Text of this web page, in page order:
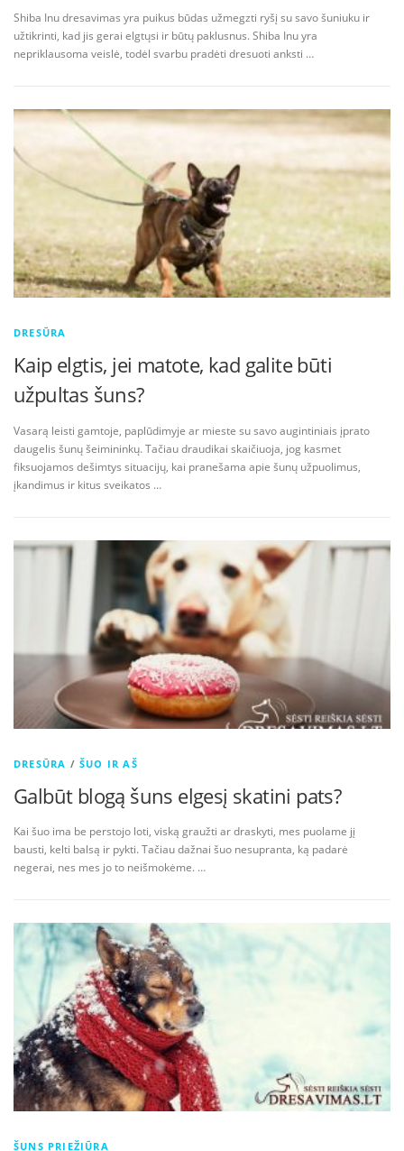
Shiba Inu dresavimas yra puikus būdas užmegzti ryšį su savo šuniuku ir
užtikrinti, kad jis gerai elgtųsi ir būtų paklusnus. Shiba Inu yra
nepriklausoma veislė, todėl svarbu pradėti dresuoti anksti …
DRESŪRA
Kaip elgtis, jei matote, kad galite būti
užpultas šuns?
Vasarą leisti gamtoje, paplūdimyje ar mieste su savo augintiniais įprato
daugelis šunų šeimininkų. Tačiau draudikai skaičiuoja, jog kasmet
fiksuojamos dešimtys situacijų, kai pranešama apie šunų užpuolimus,
įkandimus ir kitus sveikatos …
DRESŪRA /ŠUO IR AŠ
Galbūt blogą šuns elgesį skatini pats?
Kai šuo ima be perstojo loti, viską graužti ar draskyti, mes puolame jį
bausti, kelti balsą ir pykti. Tačiau dažnai šuo nesupranta, ką padarė
negerai, nes mes jo to neišmokėme. …
ŠUNS PRIEŽIŪRA